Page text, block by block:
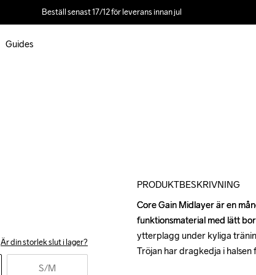
Beställ senast 17/12 för leverans innan jul
Guides
Är din storlek slut i lager?
S/M
PRODUKTBESKRIVNING
Core Gain Midlayer är en
funktionsmaterial med lätt
ytterplagg under kyliga
Tröjan har dragkedja i
Core Gain Midlayer är en
funktionsmaterial med lätt
ytterplagg under kyliga
Tröjan har dragkedja i